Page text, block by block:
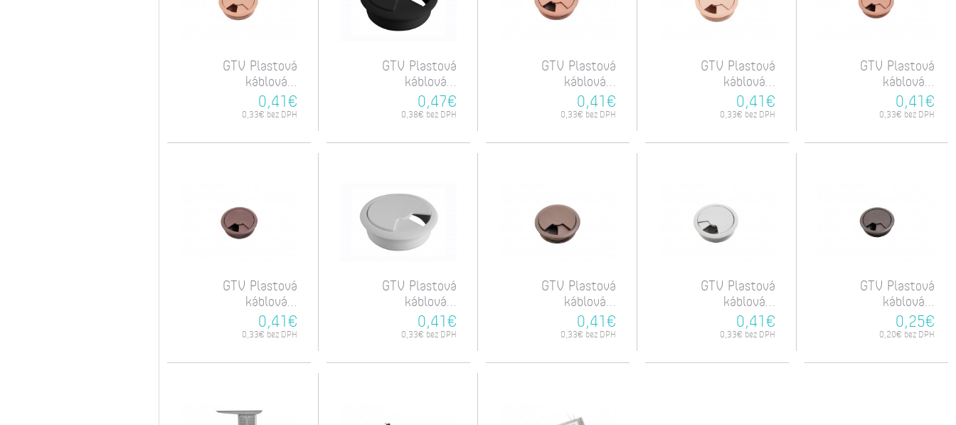
GTV Plastová
káblová...
0,41€
0,33€ bez DPH
GTV Plastová
káblová...
0,47€
0,38€ bez DPH
GTV Plastová
káblová...
0,41€
0,33€ bez DPH
GTV Plastová
káblová...
0,41€
0,33€ bez DPH
GTV Plastová
káblová...
0,41€
0,33€ bez DPH
GTV Plastová
káblová...
0,41€
0,33€ bez DPH
GTV Plastová
káblová...
0,41€
0,33€ bez DPH
GTV Plastová
káblová...
0,41€
0,33€ bez DPH
GTV Plastová
káblová...
0,41€
0,33€ bez DPH
GTV Plastová
káblová...
0,25€
0,20€ bez DPH